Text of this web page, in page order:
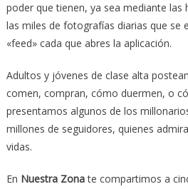
poder que tienen, ya sea mediante las
las miles de fotografías diarias que se
«feed» cada que abres la aplicación.
Adultos y jóvenes de clase alta
comen, compran, cómo duermen, o
presentamos algunos de los
millones de seguidores, quienes
vidas.
En Nuestra Zonate compartimos a